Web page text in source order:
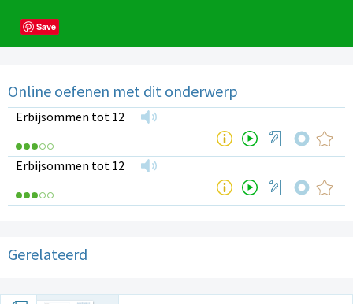
Save
Online oefenen met dit onderwerp
Erbijsommen tot 12
Erbijsommen tot 12
Gerelateerd